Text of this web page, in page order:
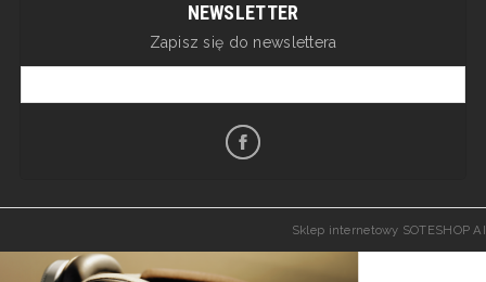
NEWSLETTER
Zapisz się do newslettera
Sklep internetowy SOTESHOP AI